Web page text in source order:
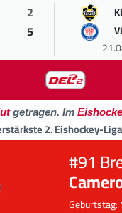
2
5
getragen. Im
2. Eishockey-
#91
Geburtstag: